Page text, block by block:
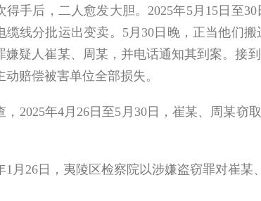
后，二人愈发大胆。2025年5月15日至30
缆线分批运出变卖。5月30日晚，正当他们
嫌疑人崔某、周某，并电话通知其到案。接
动赔偿被害单位全部损失。
年4月26日至5月30日，崔某、周某窃
26日，夷陵区检察院以涉嫌盗窃罪对崔某